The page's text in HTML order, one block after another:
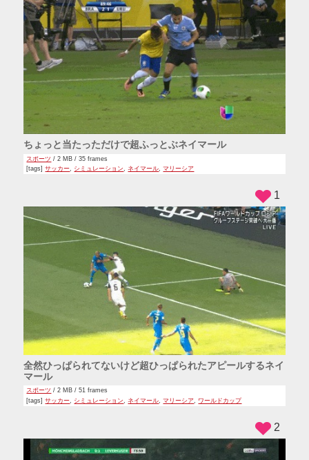
ちょっと当たっただけで超ふっとぶネイマール
スポーツ / 2 MB / 35 frames
[tags]サッカー, シミュレーション,ネイマール,マリーシア
全然ひっぱられてないけど超ひっぱられたアピールするネイ
マール
スポーツ / 2 MB / 51 frames
[tags]サッカー シミュレーション ,ネイマール ,マリーシア ワールドカップ
1
2